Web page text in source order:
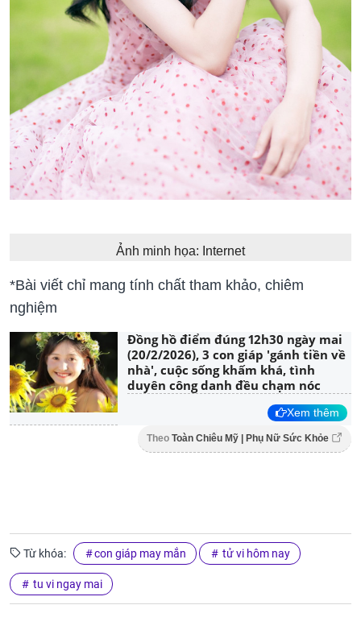
Ảnh minh họa: Internet
*Bài viết chỉ mang tính chất tham khảo, chiêm
nghiệm
Đồng hồ điểm đúng 12h30 ngày mai
(20/2/2026), 3 con giáp 'gánh tiền về
nhà', cuộc sống khấm khá, tình
duyên công danh đều chạm nóc
Xem thêm
Theo Toàn Chiêu Mỹ | Phụ Nữ Sức Khỏe
Từ khóa: con giáp may mắn tử vi hôm nay
tu vi ngay mai